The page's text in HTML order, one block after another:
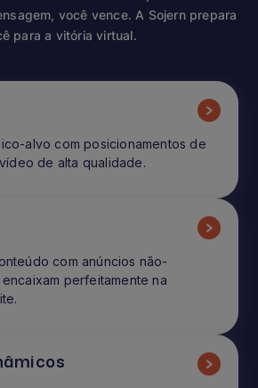
você vence. A Sojern prepara
para a vitória virtual.
alvo com posicionamentos de
de alta qualidade.
com anúncios não-
perfeitamente na